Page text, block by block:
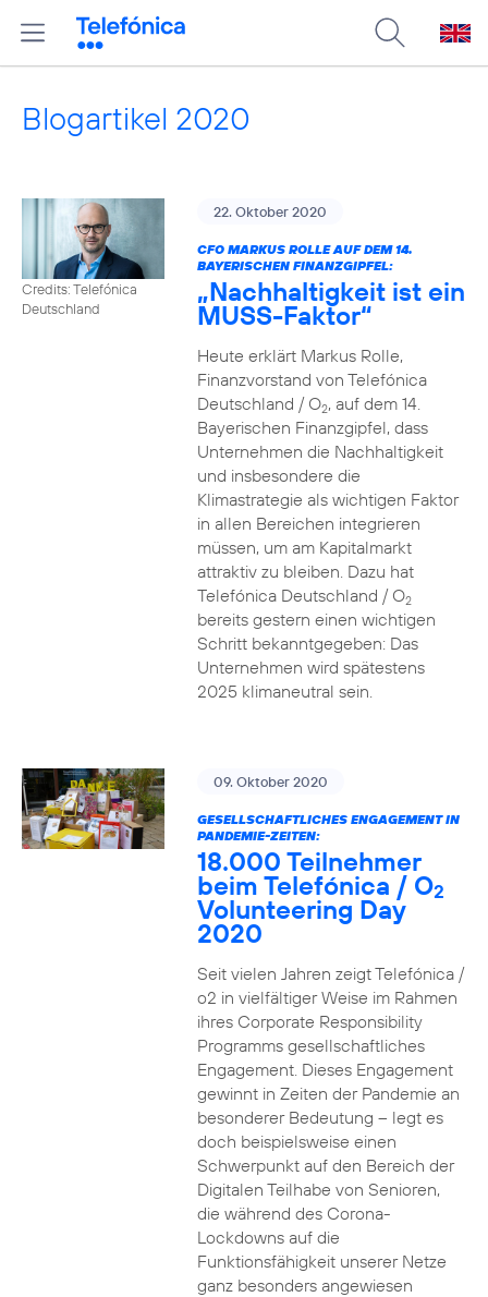
Blogartikel 2020
Credits: Telefónica
Deutschland
22. Oktober 2020
CFO MARKUS ROLLE AUF DEM 14.
BAYERISCHEN FINANZGIPFEL:
„Nachhaltigkeit ist ein
MUSS-Faktor“
Heute erklärt Markus Rolle,
Finanzvorstand von Telefónica
Deutschland / O2, auf dem 14.
Bayerischen Finanzgipfel, dass
Unternehmen die Nachhaltigkeit
und insbesondere die
Klimastrategie als wichtigen Faktor
in allen Bereichen integrieren
müssen, um am Kapitalmarkt
attraktiv zu bleiben. Dazu hat
Telefónica Deutschland / O2
bereits gestern einen wichtigen
Schritt bekanntgegeben: Das
Unternehmen wird spätestens
2025 klimaneutral sein.
09. Oktober 2020
GESELLSCHAFTLICHES ENGAGEMENT IN
PANDEMIE-ZEITEN:
18.000 Teilnehmer
beim Telefónica / O2
Volunteering Day
2020
Seit vielen Jahren zeigt Telefónica /
o2 in vielfältiger Weise im Rahmen
ihres Corporate Responsibility
Programms gesellschaftliches
Engagement. Dieses Engagement
gewinnt in Zeiten der Pandemie an
besonderer Bedeutung – legt es
doch beispielsweise einen
Schwerpunkt auf den Bereich der
Digitalen Teilhabe von Senioren,
die während des Corona-
Lockdowns auf die
Funktionsfähigkeit unserer Netze
ganz besonders angewiesen